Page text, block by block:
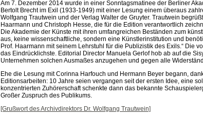
Am 7. Dezember 2014 wurde in einer Sonntagsmatinee der Berliner
Bertolt Brecht im Exil (1933-1949) mit einer Lesung einem überaus
Wolfgang Trautwein und der Verlag Walter de Gruyter. Trautwein
Haarmann und Christoph Hesse, die für die Edition verantwortlich
Die Akademie der Künste mit ihren umfangreichen Beständen zum
aus, keine wissenschaftliche, sondern eine Künstlerinstitution und
Prof. Haarmann mit seinem Lehrstuhl für die Publizistik des Exils.“ Die
das Eindrücklichste. Editorial Director Manuela Gerlof hob ab auf die
Unternehmen solchen Ausmaßes anzugehen und gegen alle
Ehe die Lesung mit Corinna Harfouch und Hermann Beyer begann,
Editionsarbeiten: 10 Jahre seien vergangen seit der ersten Idee, eine
konzentrierten Zuhörerschaft schenkte dann das bekannte
Großer Zuspruch des Publikums.
[Grußwort des Archivdirektors Dr. Wolfgang Trautwein]